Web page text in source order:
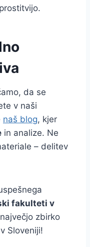
da se
v naši
naš blog, kjer
in analize. Ne
– delitev
fakulteti v
zbirko
Sloveniji!